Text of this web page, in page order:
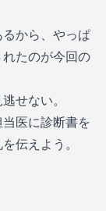
から、やっぱ
たのが今回の
せない。
医に診断書を
伝えよう。